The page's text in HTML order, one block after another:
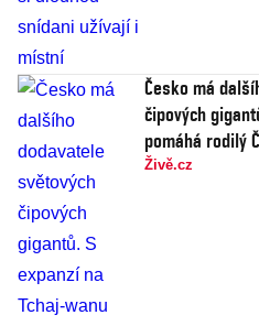
Česko má
čipových
pomáhá rodilý
Živě.cz